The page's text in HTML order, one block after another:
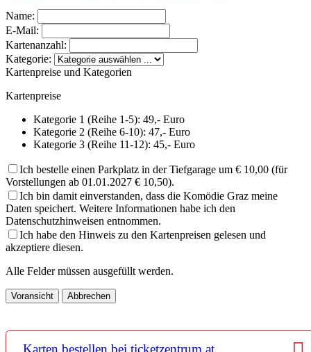
Name:
E-Mail:
Kartenanzahl:
Kategorie:
Kartenpreise und Kategorien
Kartenpreise
Kategorie 1 (Reihe 1-5): 49,- Euro
Kategorie 2 (Reihe 6-10): 47,- Euro
Kategorie 3 (Reihe 11-12): 45,- Euro
Ich bestelle einen Parkplatz in der Tiefgarage um € 10,00 (für
Vorstellungen ab 01.01.2027 € 10,50).
Ich bin damit einverstanden, dass die Komödie Graz meine
Daten speichert. Weitere Informationen habe ich den
Datenschutzhinweisen entnommen.
Ich habe den Hinweis zu den Kartenpreisen gelesen und
akzeptiere diesen.
Alle Felder müssen ausgefüllt werden.